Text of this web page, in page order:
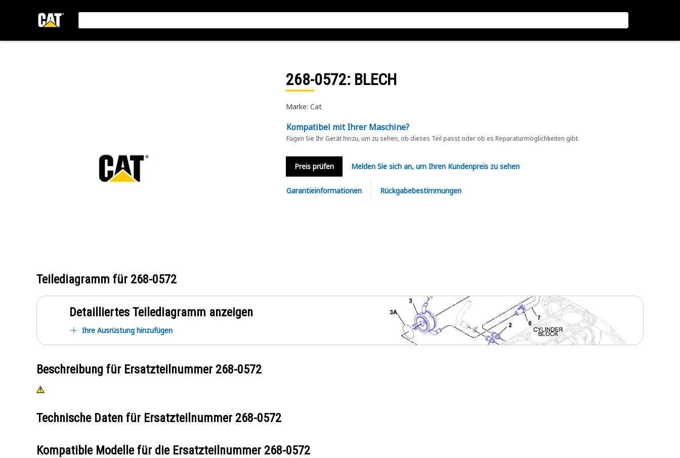
268-0572: BLECH
Marke: Cat
Kompatibel mit Ihrer Maschine?
Fügen Sie Ihr Gerät hinzu, um zu sehen, ob dieses Teil passt oder ob es Reparaturmöglichkeiten gibt.
Preis prüfen Melden Sie sich an, um Ihren Kundenpreis zu sehen
Garantieinformationen Rückgabebestimmungen
Teilediagramm für 268-0572
Detailliertes Teilediagramm anzeigen
Ihre Ausrüstung hinzufügen
Beschreibung für Ersatzteilnummer 268-0572
Technische Daten für Ersatzteilnummer 268-0572
Kompatible Modelle für die Ersatzteilnummer 268-0572